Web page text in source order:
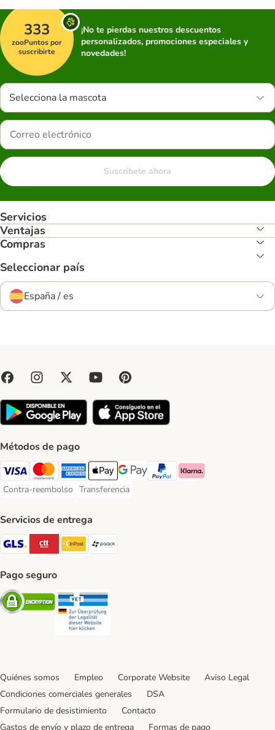
333
zooPuntos por
suscribirte
¡No te pierdas nuestros descuentos
personalizados, promociones especiales y
novedades!
Selecciona la mascota
Suscríbete ahora
Servicios
Ventajas
Compras
Seleccionar país
España / es
Métodos de pago
Visa Payment Method
Mastercard Payment Method
American Express Payment Method
Apple Pay Payment Method
Google Pay Payment Method
PayPal Payment Method
Klarna Payment Method
Contra-reembolso
Contra-reembolso Payment Method
Transferencia
Transferencia Payment Method
Servicios de entrega
GLS Shipping Method
CTTExpress Shipping Method
InPost Shipping Method
paack Shipping Method
Pago seguro
Security
Quiénes somos Empleo Corporate Website
Aviso Legal
Condiciones comerciales generales
DSA
Formulario de desistimiento
Contacto
Gastos de envío y plazo de entrega
Formas de pago